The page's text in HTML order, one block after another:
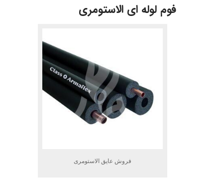
فوم لوله ای الاستومری
فروش عایق الاستومری